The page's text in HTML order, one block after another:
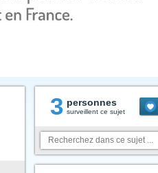
3 personnes
surveillent ce sujet